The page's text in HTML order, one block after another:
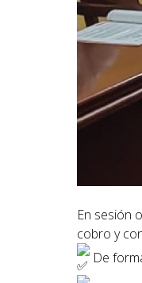
En sesión
cobro y
De